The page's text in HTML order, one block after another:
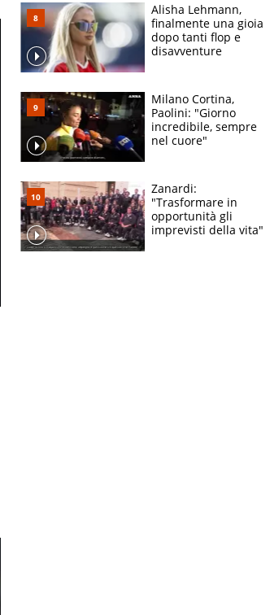
Alisha Lehmann,
finalmente una gioia
dopo tanti flop e
disavventure
Milano Cortina,
Paolini: "Giorno
incredibile, sempre
nel cuore"
Zanardi:
"Trasformare in
opportunità gli
imprevisti della vita"